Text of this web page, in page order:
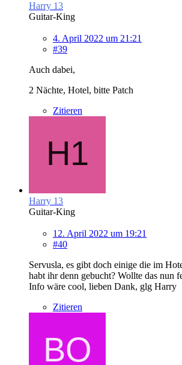
Harry 13
Guitar-King
4. April 2022 um 21:21
#39
Auch dabei,
2 Nächte, Hotel, bitte Patch
Zitieren
Harry 13
Guitar-King
12. April 2022 um 19:21
#40
Servusla, es gibt doch einige die im
habt ihr denn gebucht? Wollte das nun
Info wäre cool, lieben Dank, glg Harry
Zitieren